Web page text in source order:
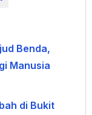
Benda,
Manusia
di Bukit